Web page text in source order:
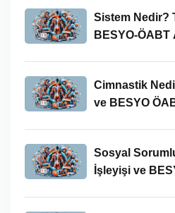
Sistem Nedir?
BESYO-ÖABT
Cimnastik
ve BESYO
Sosyal
İşleyişi ve